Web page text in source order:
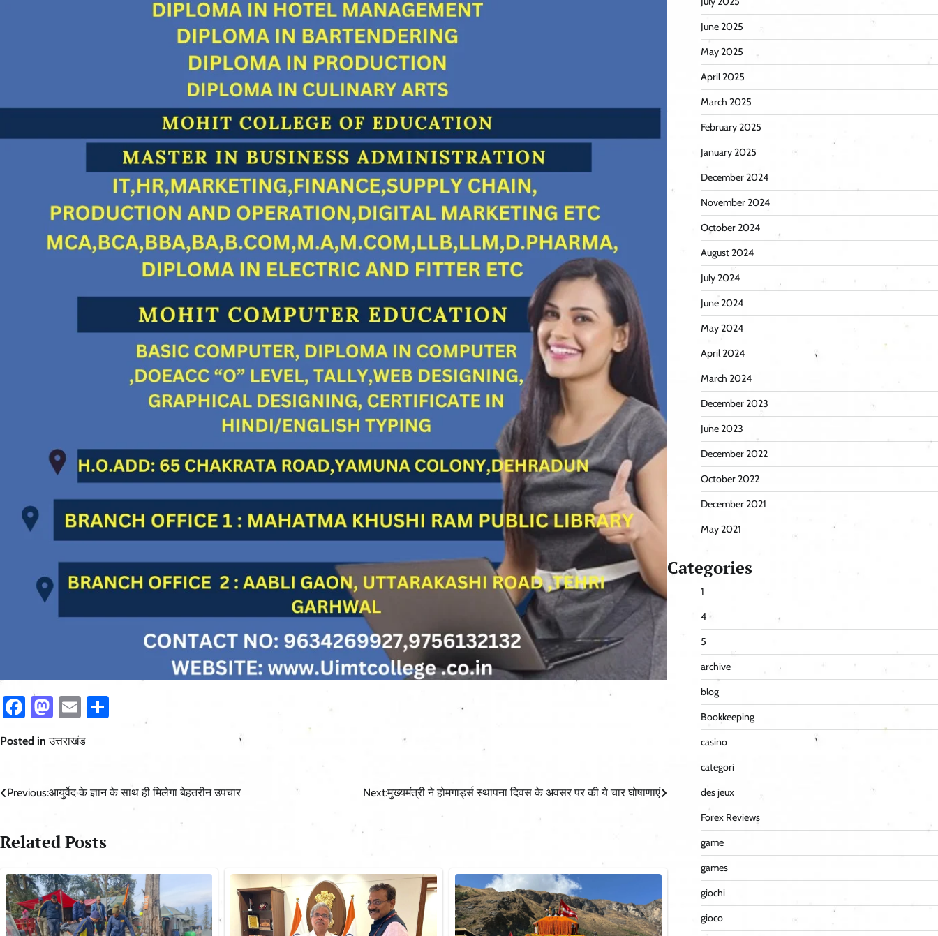
Facebook
Mastodon
Email
Posted inउत्तराखंड
Post
Previous:आयुर्वेद के ज्ञान के साथ ही मिलेगा बेहतरीन उपचार Next:मुख्यमंत्री ने होमगार्ड्स स्थापना दिवस के अवसर पर की ये चार घोषाणाएं
Related Posts
June 2025
May 2025
April 2025
March 2025
February 2025
January 2025
December 2024
November 2024
October 2024
August 2024
July 2024
June 2024
May 2024
April 2024
March 2024
December 2023
June 2023
December 2022
October 2022
December 2021
May 2021
Categories
1
4
5
archive
blog
Bookkeeping
casino
categori
des jeux
Forex Reviews
game
games
giochi
gioco